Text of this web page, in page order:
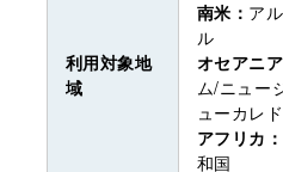
利用対象地
域
南米： ア
ル
オセアニア
ム/ニュー
ューカレ
アフリカ：
和国